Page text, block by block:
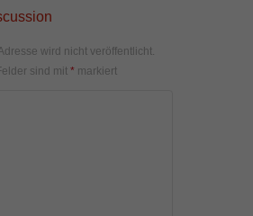
wird nicht veröffentlicht.
sind mit * markiert
alt sind und Ihre Zustimmung zu
um Erlaubnis bitten.
andere Technologien auf unserer